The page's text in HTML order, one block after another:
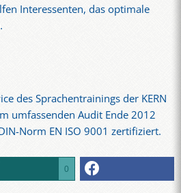
Interessenten, das optimale
des Sprachentrainings der KERN
umfassenden Audit Ende 2012
Norm EN ISO 9001 zertifiziert.
0